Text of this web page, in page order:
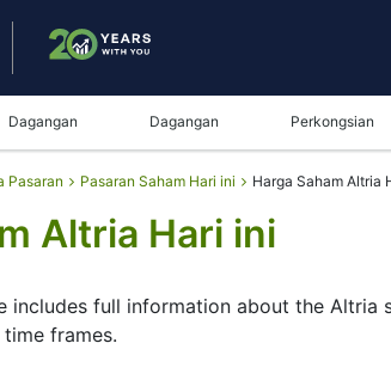
Dagangan Dagangan Perkongsian
Pasaran Pasaran Saham Hari ini Harga Saham Altria
Altria Hari ini
includes full information about the Altria
frames.